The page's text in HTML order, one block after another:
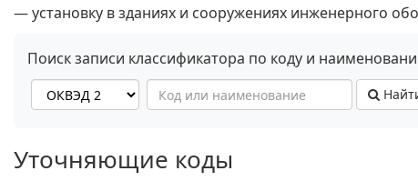
— установку в зданиях и сооружениях инженерного
Поиск записи классификатора по коду и
Уточняющие коды